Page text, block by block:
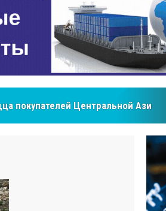
покупателей Центральной Азии